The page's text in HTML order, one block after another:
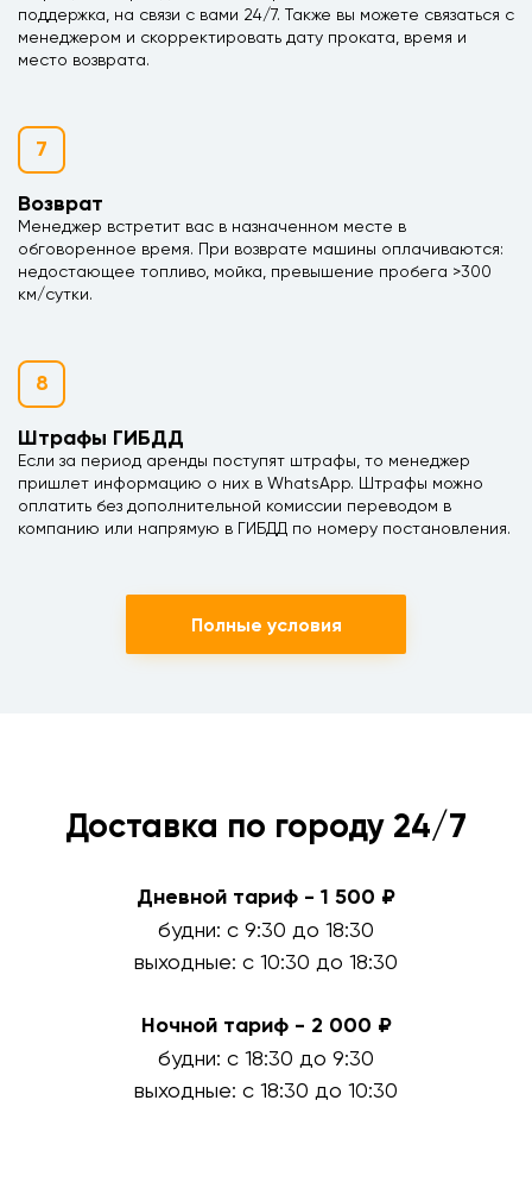
поддержка, на связи с вами 24/7. Также вы можете связаться с
менеджером и скорректировать дату проката, время и
место возврата.
7
Возврат
Менеджер встретит вас в назначенном месте в
обговоренное время. При возврате машины оплачиваются:
недостающее топливо, мойка, превышение пробега >300
км/сутки.
8
Штрафы ГИБДД
Если за период аренды поступят штрафы, то менеджер
пришлет информацию о них в WhatsApp. Штрафы можно
оплатить без дополнительной комиссии переводом в
компанию или напрямую в ГИБДД по номеру постановления.
Полные условия
Доставка по городу 24/7
Дневной тариф - 1 500 ₽
будни: с 9:30 до 18:30
выходные: с 10:30 до 18:30
Ночной тариф - 2 000 ₽
будни: с 18:30 до 9:30
выходные: с 18:30 до 10:30